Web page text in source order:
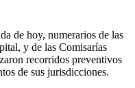
de hoy, numerarios de las
y de las Comisarías
recorridos preventivos
de sus jurisdicciones.